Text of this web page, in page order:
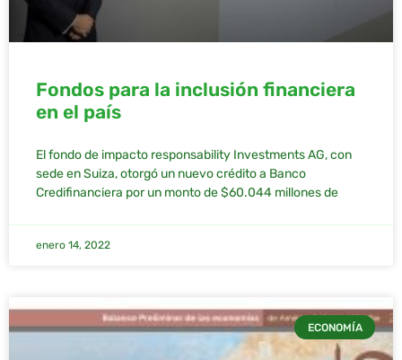
Fondos para la inclusión financiera
en el país
El fondo de impacto responsability Investments AG, con
sede en Suiza, otorgó un nuevo crédito a Banco
Credifinanciera por un monto de $60.044 millones de
enero 14, 2022
ECONOMÍA